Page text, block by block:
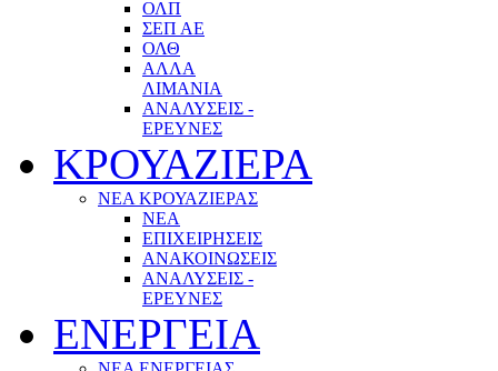
ΟΛΠ
ΣΕΠ ΑΕ
ΟΛΘ
ΑΛΛΑ
ΛΙΜΑΝΙΑ
ΑΝΑΛΥΣΕΙΣ -
ΕΡΕΥΝΕΣ
ΚΡΟΥΑΖΙΕΡΑ
ΝΕΑ ΚΡΟΥΑΖΙΕΡΑΣ
NEA
ΕΠΙΧΕΙΡΗΣΕΙΣ
ΑΝΑΚΟΙΝΩΣΕΙΣ
ΑΝΑΛΥΣΕΙΣ -
ΕΡΕΥΝΕΣ
ΕΝΕΡΓΕΙΑ